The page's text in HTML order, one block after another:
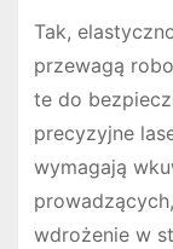
Tak,
przewagą
te do
precyzyjne
wymagają
wdrożenie w